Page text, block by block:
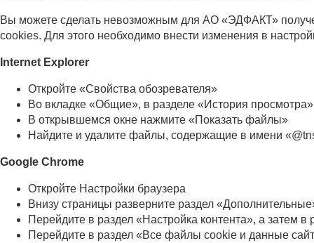
Вы можете сделать невозможным для АО «ЭДФАКТ»
cookies. Для этого необходимо внести изменения в
Internet Explorer
Откройте «Свойства обозревателя»
Во вкладке «Общие», в разделе «История
В открывшемся окне нажмите «Показать файлы»
Найдите и удалите файлы, содержащие в имени
Google Chrome
Откройте Настройки браузера
Внизу страницы разверните раздел
Перейдите в раздел «Настройка контента», а затем
Перейдите в раздел «Все файлы cookie и данные